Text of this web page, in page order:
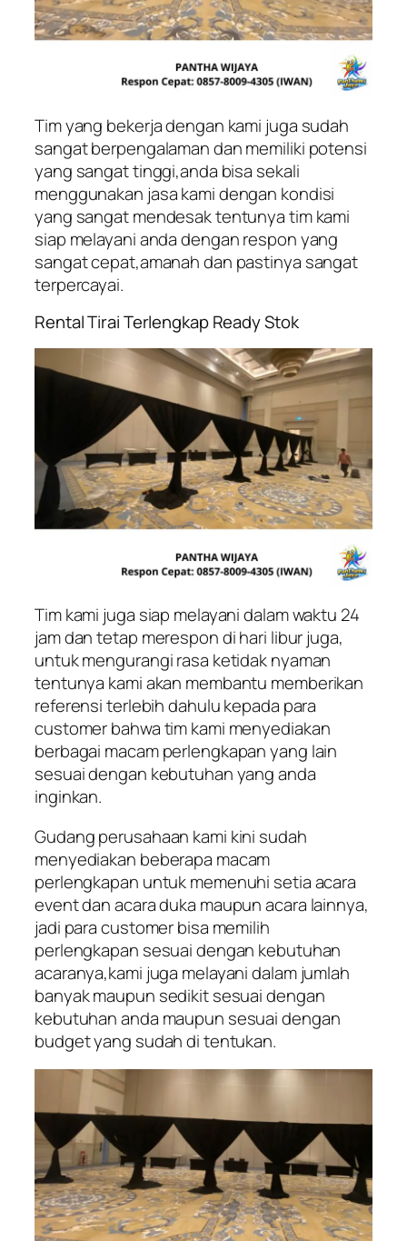
Tim yang bekerja dengan kami juga sudah
sangat berpengalaman dan memiliki potensi
yang sangat tinggi,anda bisa sekali
menggunakan jasa kami dengan kondisi
yang sangat mendesak tentunya tim kami
siap melayani anda dengan respon yang
sangat cepat,amanah dan pastinya sangat
terpercayai.
Rental Tirai Terlengkap Ready Stok
Tim kami juga siap melayani dalam waktu 24
jam dan tetap merespon di hari libur juga,
untuk mengurangi rasa ketidak nyaman
tentunya kami akan membantu memberikan
referensi terlebih dahulu kepada para
customer bahwa tim kami menyediakan
berbagai macam perlengkapan yang lain
sesuai dengan kebutuhan yang anda
inginkan.
Gudang perusahaan kami kini sudah
menyediakan beberapa macam
perlengkapan untuk memenuhi setia acara
event dan acara duka maupun acara lainnya,
jadi para customer bisa memilih
perlengkapan sesuai dengan kebutuhan
acaranya,kami juga melayani dalam jumlah
banyak maupun sedikit sesuai dengan
kebutuhan anda maupun sesuai dengan
budget yang sudah di tentukan.